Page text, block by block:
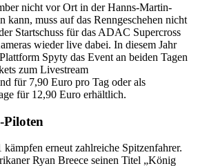
nicht vor Ort in der Hanns-Martin-
kann, muss auf das Renngeschehen nicht
Startschuss für das ADAC Supercross
wieder live dabei. In diesem Jahr
Spyty das Event an beiden Tagen
zum Livestream
für 7,90 Euro pro Tag oder als
für 12,90 Euro erhältlich.
erneut zahlreiche Spitzenfahrer.
Ryan Breece seinen Titel „König